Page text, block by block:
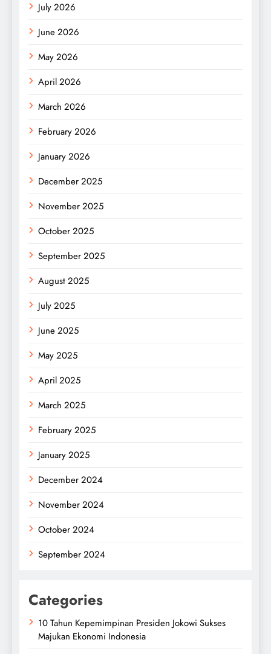
July 2026
June 2026
May 2026
April 2026
March 2026
February 2026
January 2026
December 2025
November 2025
October 2025
September 2025
August 2025
July 2025
June 2025
May 2025
April 2025
March 2025
February 2025
January 2025
December 2024
November 2024
October 2024
September 2024
Categories
10 Tahun Kepemimpinan Presiden Jokowi Sukses
Majukan Ekonomi Indonesia